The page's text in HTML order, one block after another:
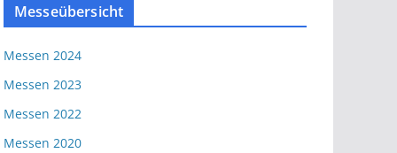
Messeübersicht
Messen 2024
Messen 2023
Messen 2022
Messen 2020